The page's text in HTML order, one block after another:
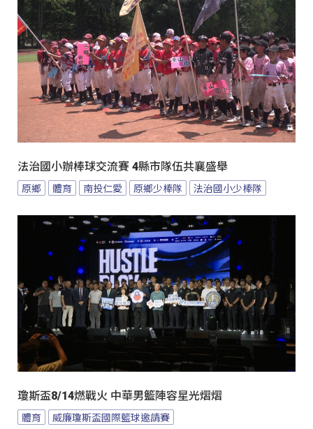
法治國小辦棒球交流賽 4縣市隊伍共襄盛舉
原鄉 體育 南投仁愛 原鄉少棒隊 法治國小少棒隊
瓊斯盃8/14燃戰火 中華男籃陣容星光熠熠
體育 威廉瓊斯盃國際籃球邀請賽